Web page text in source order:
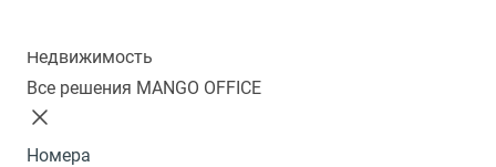
Недвижимость
Все решения MANGO OFFICE
Номера
Управляющим компаниям и организациям ЖКХ
непросто предоставлять высокое качество сервиса
коммунальных услуг.